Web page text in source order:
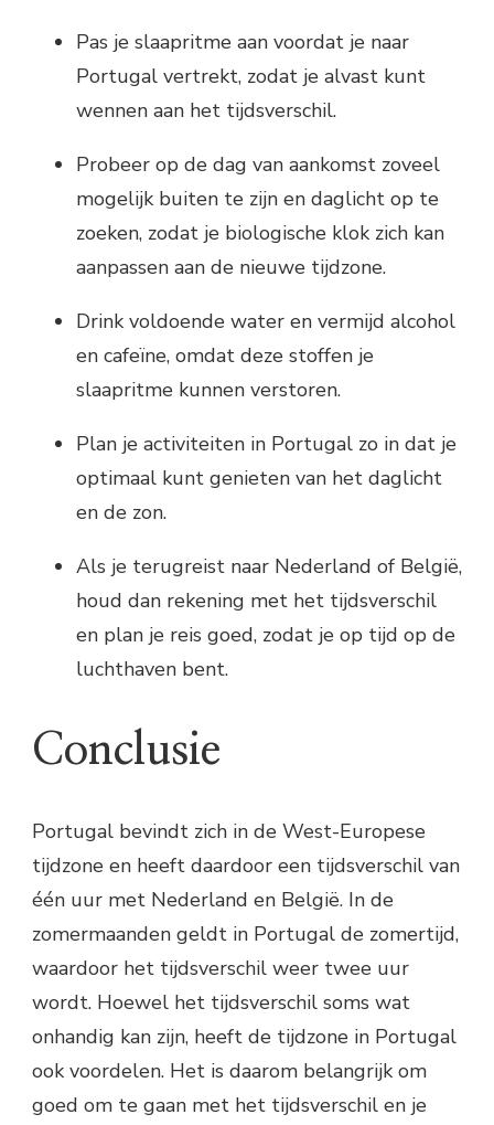
Pas je slaapritme aan voordat je naar
Portugal vertrekt, zodat je alvast kunt
wennen aan het tijdsverschil.
Probeer op de dag van aankomst zoveel
mogelijk buiten te zijn en daglicht op te
zoeken, zodat je biologische klok zich kan
aanpassen aan de nieuwe tijdzone.
Drink voldoende water en vermijd alcohol
en cafeïne, omdat deze stoffen je
slaapritme kunnen verstoren.
Plan je activiteiten in Portugal zo in dat je
optimaal kunt genieten van het daglicht
en de zon.
Als je terugreist naar Nederland of België,
houd dan rekening met het tijdsverschil
en plan je reis goed, zodat je op tijd op de
luchthaven bent.
Conclusie
Portugal bevindt zich in de West-Europese
tijdzone en heeft daardoor een tijdsverschil van
één uur met Nederland en België. In de
zomermaanden geldt in Portugal de zomertijd,
waardoor het tijdsverschil weer twee uur
wordt. Hoewel het tijdsverschil soms wat
onhandig kan zijn, heeft de tijdzone in Portugal
ook voordelen. Het is daarom belangrijk om
goed om te gaan met het tijdsverschil en je